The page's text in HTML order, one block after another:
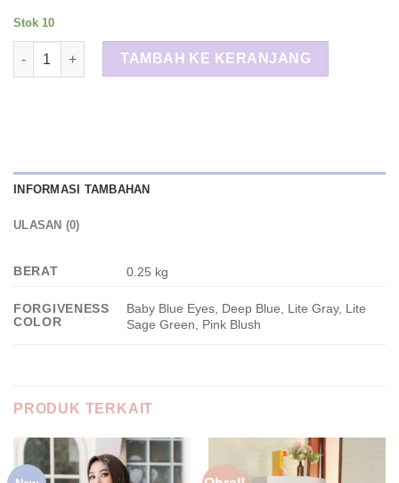
Stok 10
Kuantitas Forgiveness Series • Softest Ultrafine
TAMBAH KE KERANJANG
INFORMASI TAMBAHAN
ULASAN (0)
BERAT 0.25 kg
FORGIVENESS
COLOR
Baby Blue Eyes, Deep Blue, Lite Gray, Lite
Sage Green, Pink Blush
PRODUK TERKAIT